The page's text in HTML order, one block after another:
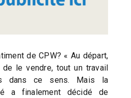
de CPW? « Au départ,
le vendre, tout un travail
dans ce sens. Mais la
a finalement décidé de